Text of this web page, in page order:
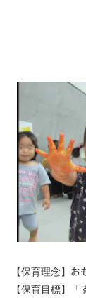
【保育理念】
【保育目標】